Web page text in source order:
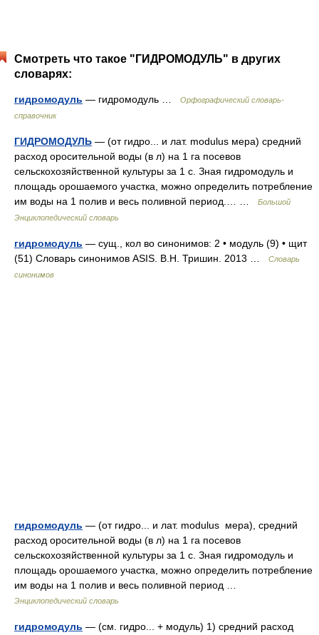
Смотреть что такое "ГИДРОМОДУЛЬ" в других
словарях:
гидромодуль — гидромодуль …
Орфографический словарь-
справочник
ГИДРОМОДУЛЬ — (от гидро... и лат. modulus мера) средний
расход оросительной воды (в л) на 1 га посевов
сельскохозяйственной культуры за 1 с. Зная гидромодуль и
площадь орошаемого участка, можно определить потребление
им воды на 1 полив и весь поливной период.… …
Большой
Энциклопедический словарь
гидромодуль — сущ., кол во синонимов: 2 • модуль (9) • щит
(51) Словарь синонимов ASIS. В.Н. Тришин. 2013 …
Словарь
синонимов
гидромодуль — (от гидро... и лат. modulus мера), средний
расход оросительной воды (в л) на 1 га посевов
сельскохозяйственной культуры за 1 с. Зная гидромодуль и
площадь орошаемого участка, можно определить потребление
им воды на 1 полив и весь поливной период …
Энциклопедический словарь
гидромодуль — (см. гидро... + модуль) 1) средний расход